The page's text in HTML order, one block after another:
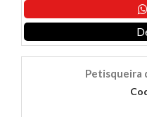
Petisqueira